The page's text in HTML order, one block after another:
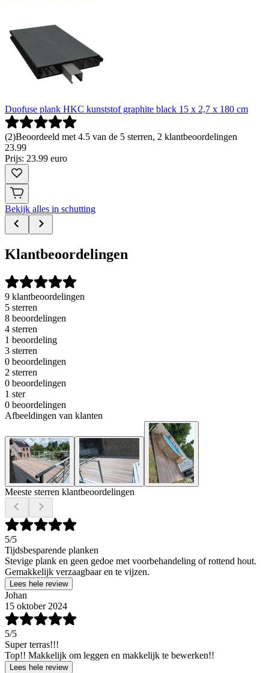
Duofuse plank HKC kunststof graphite black 15 x 2,7 x 180 cm
(2)Beoordeeld met 4.5 van de 5 sterren, 2 klantbeoordelingen
23.99
Prijs: 23.99 euro
Bekijk alles in schutting
Klantbeoordelingen
9 klantbeoordelingen
5 sterren
8 beoordelingen
4 sterren
1 beoordeling
3 sterren
0 beoordelingen
2 sterren
0 beoordelingen
1 ster
0 beoordelingen
Afbeeldingen van klanten
Meeste sterren klantbeoordelingen
5/5
Tijdsbesparende planken
Stevige plank en geen gedoe met voorbehandeling of rottend hout.
Gemakkelijk verzaagbaar en te vijzen.
Lees hele review
Johan
15 oktober 2024
5/5
Super terras!!!
Top!! Makkelijk om leggen en makkelijk te bewerken!!
Lees hele review